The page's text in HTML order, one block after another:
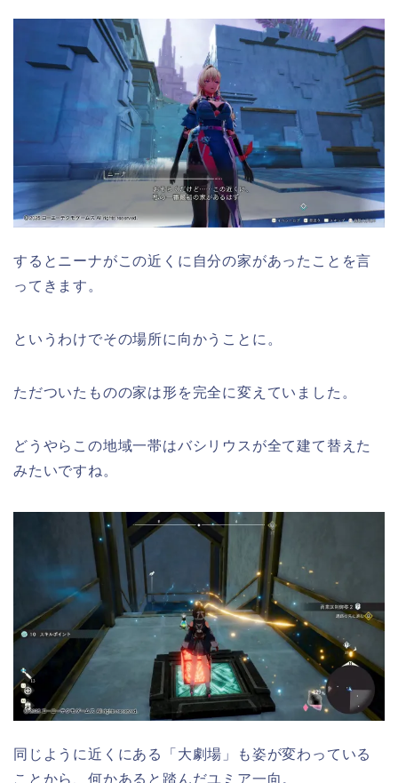
するとニーナがこの近くに自分の家があったことを言
ってきます。
というわけでその場所に向かうことに。
ただついたものの家は形を完全に変えていました。
どうやらこの地域一帯はバシリウスが全て建て替えた
みたいですね。
同じように近くにある「大劇場」も姿が変わっている
ことから、何かあると踏んだユミア一向。